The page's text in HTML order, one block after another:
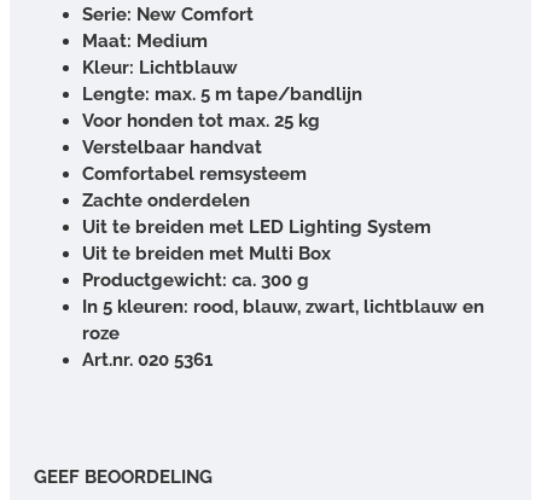
Serie: New Comfort
Maat: Medium
Kleur: Lichtblauw
Lengte: max. 5 m tape/bandlijn
Voor honden tot max. 25 kg
Verstelbaar handvat
Comfortabel remsysteem
Zachte onderdelen
Uit te breiden met LED Lighting System
Uit te breiden met Multi Box
Productgewicht: ca. 300 g
In 5 kleuren: rood, blauw, zwart, lichtblauw en
roze
Art.nr. 020 5361
GEEF BEOORDELING